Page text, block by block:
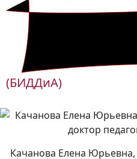
(БИДДиА)
Качанова Елена